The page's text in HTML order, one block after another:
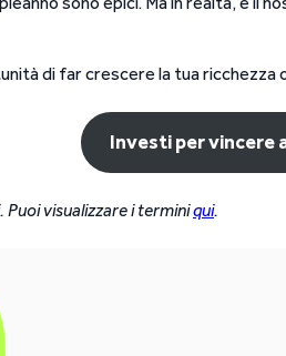
di far crescere la tua ricchezza
Investi per vincere
visualizzare i terminiqui.